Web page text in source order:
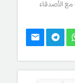
الأصدقاء